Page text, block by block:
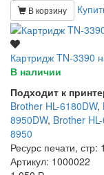
В корзину
Картридж TN-3390
В наличии
Подходит к
Brother HL-6180DW,
8950DW, Brother
8950
Ресурс печати, стр:
Артикул: 1000022